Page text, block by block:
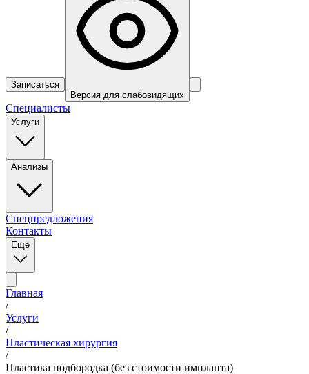
Записаться
Версия для слабовидящих
Специалисты
Услуги
Анализы
Спецпредложения
Контакты
Ещё
Главная
/
Услуги
/
Пластическая хирургия
/
Пластика подбородка (без стоимости импланта)